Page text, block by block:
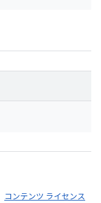
コンテンツ ライセンス